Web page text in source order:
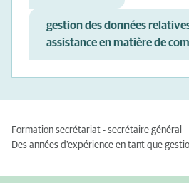
gestion des données
assistance en matière de
Formation secrétariat - secrétaire général
Des années d'expérience en tant que